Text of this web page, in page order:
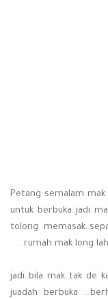
Petang semalam mak
untuk berbuka..jadi
tolong
rumah mak long
jadi..bila mak tak de
juadah berbuka